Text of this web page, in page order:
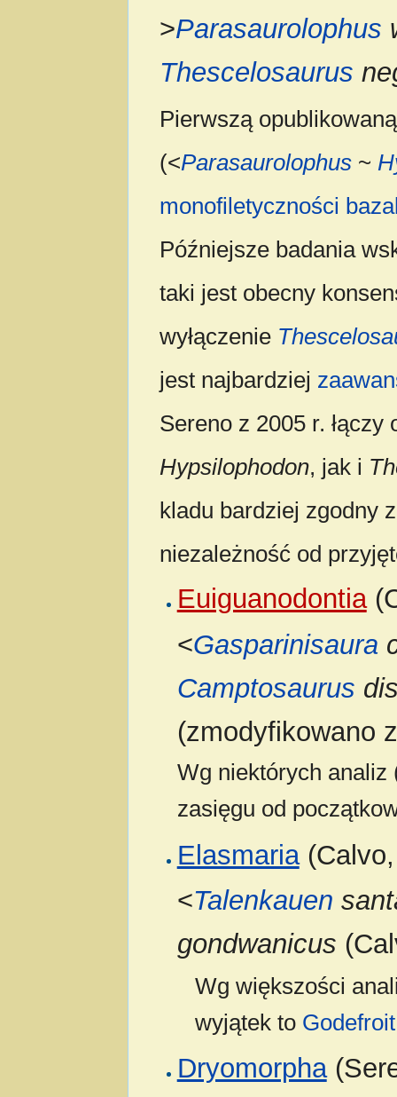
>Parasaurolophus
Thescelosaurus
Pierwszą
(<Parasaurolophus~
monofiletyczności
Późniejsze badania
taki jest obecny
wyłączenie
jest najbardziej
Sereno z 2005 r. łączy
Hypsilophodon, jak i
kladu bardziej zgodny
niezależność od
Euiguanodontia
<Gasparinisaura
Camptosaurus
(zmodyfikowano
Wg niektórych analiz
zasięgu od
Elasmaria(Calvo,
<Talenkauen
gondwanicus
Wg większości
wyjątek to
Dryomorpha